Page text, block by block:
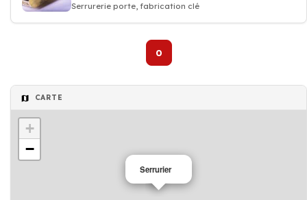
Serrurerie porte, fabrication clé
0
CARTE
Serrurier
+
−